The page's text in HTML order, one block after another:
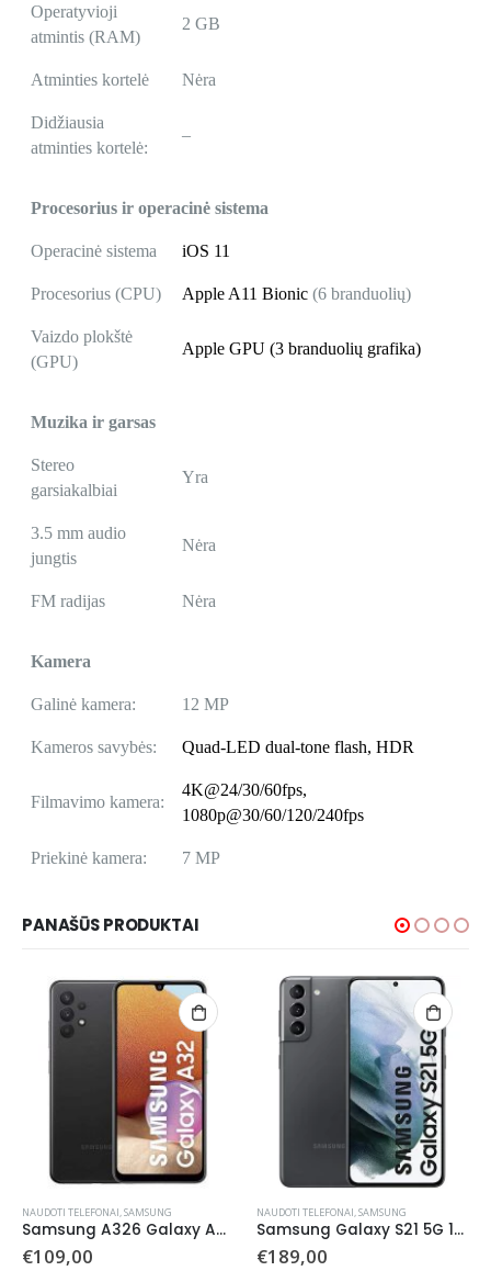
Operatyvioji
atmintis (RAM)
2 GB
Atminties kortelė Nėra
Didžiausia
atminties kortelė:
–
Procesorius ir operacinė sistema
Operacinė sistema iOS 11
Procesorius (CPU) Apple A11 Bionic (6 branduolių)
Vaizdo plokštė
(GPU)
Apple GPU (3 branduolių grafika)
Muzika ir garsas
Stereo
garsiakalbiai
Yra
3.5 mm audio
jungtis
Nėra
FM radijas Nėra
Kamera
Galinė kamera: 12 MP
Kameros savybės: Quad-LED dual-tone flash, HDR
Filmavimo kamera:
4K@24/30/60fps,
1080p@30/60/120/240fps
Priekinė kamera: 7 MP
PANAŠŪS PRODUKTAI
NAUDOTI TELEFONAI,SAMSUNG
Samsung A326 Galaxy A32 5G 128GB (Naudotas)
€109,00
NAUDOTI TELEFONAI,SAMSUNG
Samsung Galaxy S21 5G 128 GB (naudotas)
€189,00